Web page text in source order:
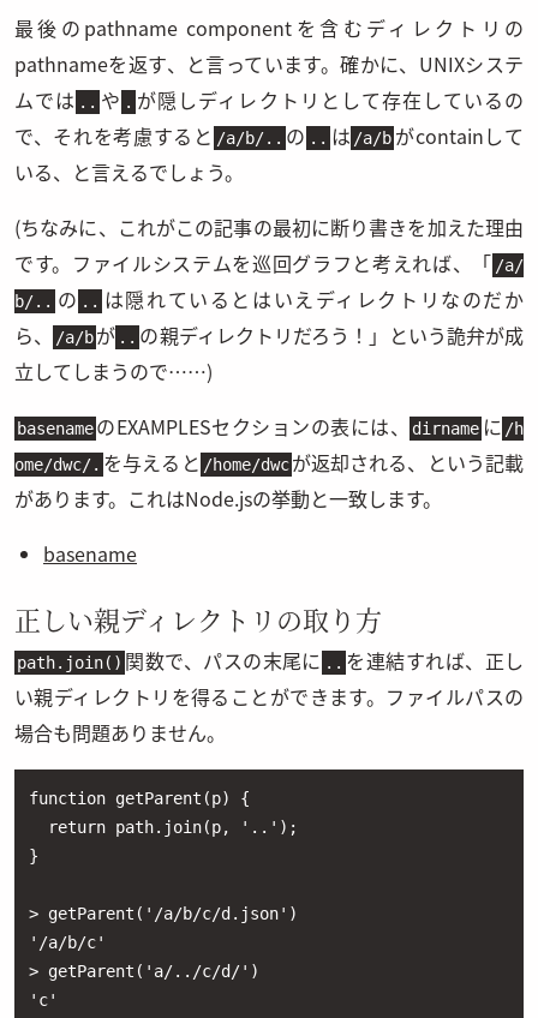
最後のpathname componentを含むディレクトリの
pathnameを返す、と言っています。確かに、UNIXシステ
ムでは .. や . が隠しディレクトリとして存在しているの
で、それを考慮すると /a/b/.. の .. は /a/b がcontainして
いる、と言えるでしょう。
(ちなみに、これがこの記事の最初に断り書きを加えた理由
です。ファイルシステムを巡回グラフと考えれば、「 /a/
b/.. の .. は隠れているとはいえディレクトリなのだか
ら、 /a/bが .. の親ディレクトリだろう！」という詭弁が成
立してしまうので……)
basenameのEXAMPLESセクションの表には、dirname に /h
ome/dwc/. を与えると /home/dwcが返却される、という記載
があります。これはNode.jsの挙動と一致します。
basename
正しい親ディレクトリの取り方
path.join() 関数で、パスの末尾に .. を連結すれば、正し
い親ディレクトリを得ることができます。ファイルパスの
場合も問題ありません。
function getParent(p) {
  return path.join(p, '..');
}
> getParent('/a/b/c/d.json')
'/a/b/c'
> getParent('a/../c/d/')
'c'